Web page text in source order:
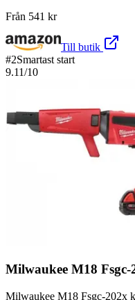
Från 541 kr
Till butik
#2Smartast start
9.11/10
Milwaukee M18 Fsgc-
Milwaukee M18 Fsgc-202x